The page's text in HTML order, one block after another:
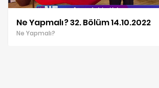
Ne Yapmalı? 32. Bölüm 14.10.2022
Ne Yapmalı?